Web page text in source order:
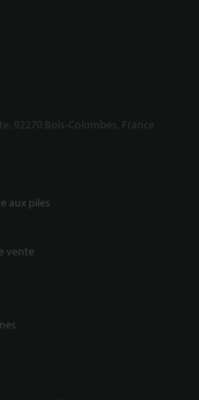
92270 Bois-Colombes, France
aux piles
vente